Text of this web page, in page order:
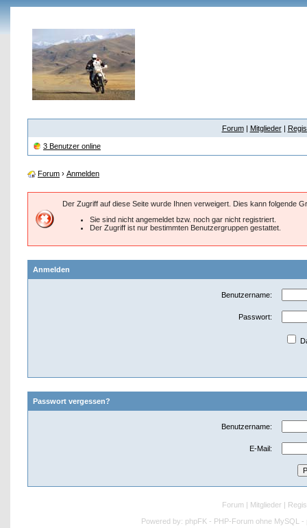
Forum| Mitglieder|
3 Benutzer online
Forum › Anmelden
Der Zugriff auf diese Seite wurde Ihnen verweigert. Dies kann folgende
Sie sind nicht angemeldet bzw. noch gar nicht registriert.
Der Zugriff ist nur bestimmten Benutzergruppen gestattet.
Anmelden
Benutzername:
Passwort:
Passwort vergessen?
Benutzername:
E-Mail:
Forum Mitglieder
Powered by: phpFK - PHP-Forum ohne MySQL -